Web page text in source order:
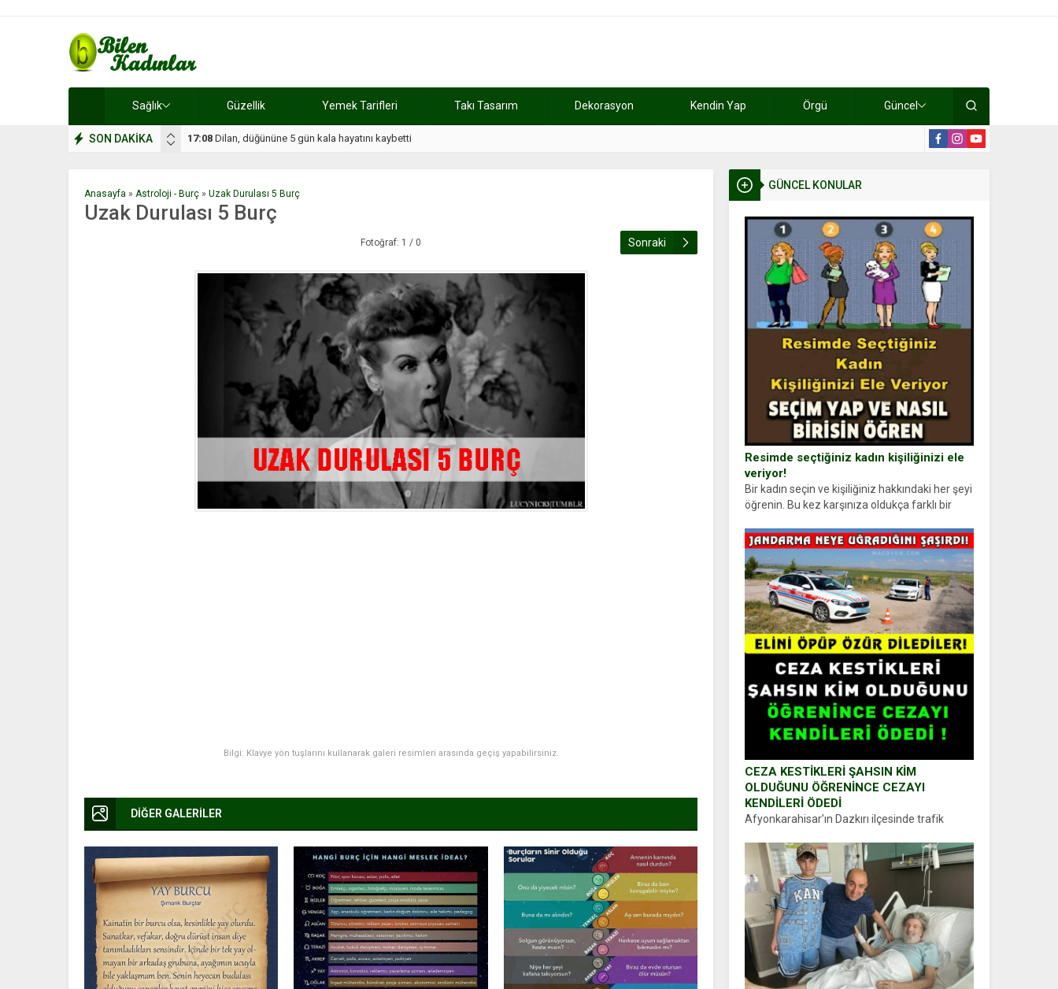
Sağlık Güzellik Yemek Tarifleri Takı Tasarım Dekorasyon Kendin Yap Örgü Güncel
SON DAKİKA 17:08 Dilan, düğününe 5 gün kala hayatını kaybetti
GÜNCEL KONULAR
Resimde seçtiğiniz kadın kişiliğinizi ele
veriyor!
Bir kadın seçin ve kişiliğiniz hakkındaki her şeyi
öğrenin. Bu kez karşınıza oldukça farklı bir
kadın figürlerinden dikkatinizi en...
CEZA KESTİKLERİ ŞAHSIN KİM
OLDUĞUNU ÖĞRENİNCE CEZAYI
KENDİLERİ ÖDEDİ
Afyonkarahisar’ın Dazkırı ilçesinde trafik
durdurdukları bir otomobilin sürücüsünden
ehliyet ve ruhsat sorup belgelerini istedi.
Sürücü Abdurrahman Ö.nün verdiği evraklarda
eksik olduğunu...
Anasayfa » Astroloji - Burç » Uzak Durulası 5 Burç
Uzak Durulası 5 Burç
Fotoğraf: 1 / 0 Sonraki
Bilgi: Klavye yön tuşlarını kullanarak galeri resimleri arasında geçiş yapabilirsiniz.
DİĞER GALERİLER